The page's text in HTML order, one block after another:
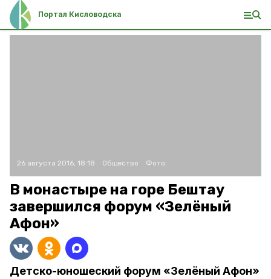
Портал Кисловодска
26 августа 2016, 18:18 Общество Фото:
В монастыре на горе Бештау
завершился форум «Зелёный
Афон»
Детско-юношеский форум «Зелёный Афон»